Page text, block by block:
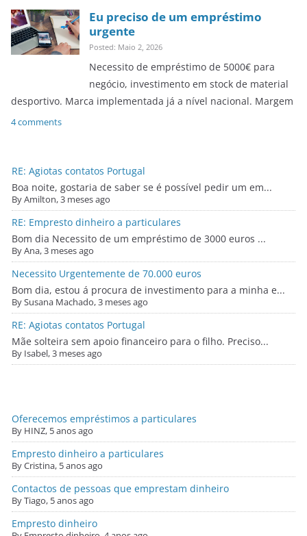
Eu preciso de um empréstimo
urgente
Posted: Maio 2, 2026
Necessito de empréstimo de 5000€ para
negócio, investimento em stock de material
desportivo. Marca implementada já a nível nacional. Margem
4 comments
RE: Agiotas contatos Portugal
Boa noite, gostaria de saber se é possível pedir um em...
By Amilton, 3 meses ago
RE: Empresto dinheiro a particulares
Bom dia Necessito de um empréstimo de 3000 euros ...
By Ana, 3 meses ago
Necessito Urgentemente de 70.000 euros
Bom dia, estou á procura de investimento para a minha e...
By Susana Machado, 3 meses ago
RE: Agiotas contatos Portugal
Mãe solteira sem apoio financeiro para o filho. Preciso...
By Isabel, 3 meses ago
Oferecemos empréstimos a particulares
By HINZ, 5 anos ago
Empresto dinheiro a particulares
By Cristina, 5 anos ago
Contactos de pessoas que emprestam dinheiro
By Tiago, 5 anos ago
Empresto dinheiro